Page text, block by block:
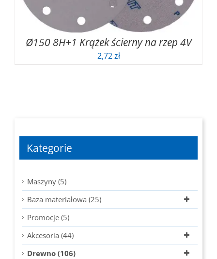
Ø150 8H+1 Krążek ścierny na rzep 4V
2,72zł
Kategorie
Maszyny (5)
Baza materiałowa (25)
Promocje (5)
Akcesoria (44)
Drewno (106)